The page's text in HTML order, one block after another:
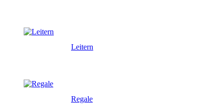
Leitern
Regale